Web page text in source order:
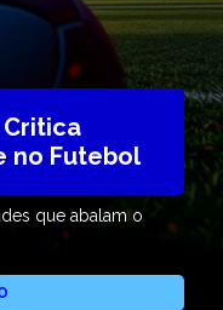
Critica
no Futebol
que abalam o